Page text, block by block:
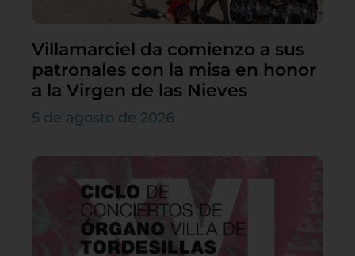
Villamarciel da comienzo a sus
patronales con la misa en honor
a la Virgen de las Nieves
5 de agosto de 2026